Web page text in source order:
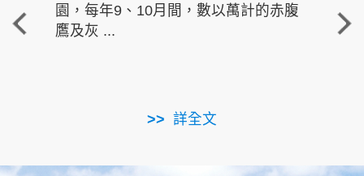
園，每年9、10月間，數以萬計的赤腹
鷹及灰 ...
詳全文
重
走進